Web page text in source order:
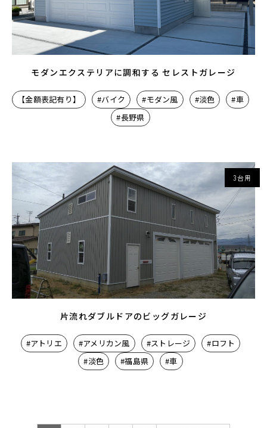
モダンエクステリアに調和する セレストガレージ
【金額表記有り】 #バイク #モダン風 #淡色
#車
#長野県
3台用
片流れダブルドアのビッグガレージ
#アトリエ #アメリカン風 #ストレージ
#ロフト
#淡色
#福島県 #車